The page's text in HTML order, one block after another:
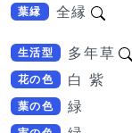
葉縁
全縁
生活型 多年草
花の色 白 紫
葉の色 緑